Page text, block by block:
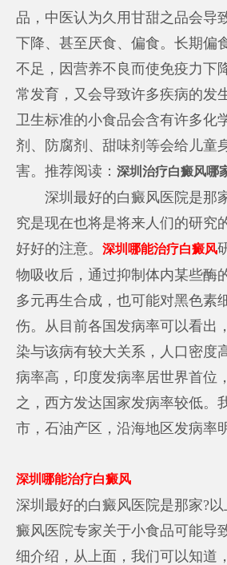
品，中医认为久用甘甜之品会导
下降、甚至厌食、偏食。长期偏
不足，因营养不良而使免疫力下
常发育，又会导致许多疾病的发
卫生标准的小食品会含有许多化
剂、防腐剂、甜味剂等会给儿童
害。推荐阅读：深圳治疗白癜风哪
深圳最好的白癜风医院是那
究是现在也将是将来人们的研究
好好的注意。深圳哪能治疗白癜风
物吸收后，通过抑制体内某些酶
多元再生合成，也可能对黑色素
伤。从目前各国发病率可以看出
染与该病有较大关系，人口密度
病率高，印度发病率居世界首位
之，西方发达国家发病率较低。
市，石油产区，沿海地区发病率
深圳哪能治疗白癜风
深圳最好的白癜风医院是那家?
癜风医院专家关于小食品可能导
细介绍，从上面，我们可以知道